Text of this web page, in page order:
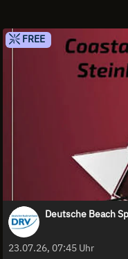
FREE
Deutsche Beach
23.07.26, 07:45 Uhr